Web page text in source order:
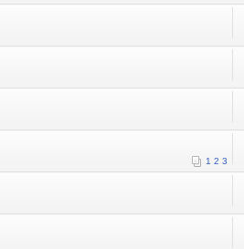
1 2 3